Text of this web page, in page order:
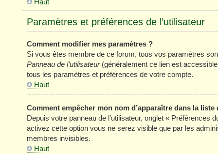
Paramètres et préférences de l’utilisateur
Comment modifier mes paramètres ?
Si vous êtes membre de ce forum, tous vos paramètres
Panneau de l’utilisateur(généralement ce lien est
tous les paramètres et préférences de votre compte.
Haut
Comment empêcher mon nom d’apparaître dans la
Depuis votre panneau de l’utilisateur, onglet « Préférences
activez cette option vous ne serez visible que par les
membres invisibles.
Haut